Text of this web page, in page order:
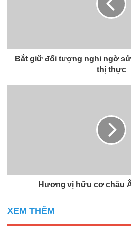
Bắt giữ đối tượng nghi ngờ
thị thực
Hương vị hữu cơ châu
XEM THÊM